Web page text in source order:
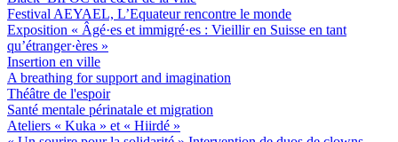
Festival AEYAEL, L’Equateur rencontre le monde
Exposition « Âgé·es et immigré·es : Vieillir en Suisse en tant
qu’étranger·ères »
Insertion en ville
A breathing for support and imagination
Théâtre de l'espoir
Santé mentale périnatale et migration
Ateliers « Kuka » et « Hiirdé »